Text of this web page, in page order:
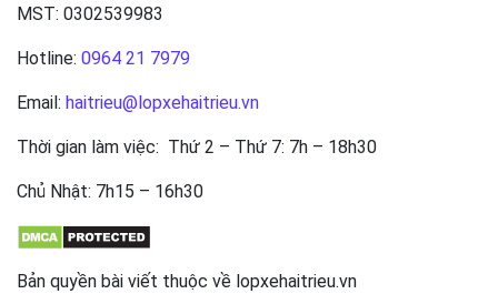
MST: 0302539983
Hotline: 0964 21 7979
Email: haitrieu@lopxehaitrieu.vn
Thời gian làm việc: Thứ 2 – Thứ 7: 7h – 18h30
Chủ Nhật: 7h15 – 16h30
Bản quyền bài viết thuộc về lopxehaitrieu.vn